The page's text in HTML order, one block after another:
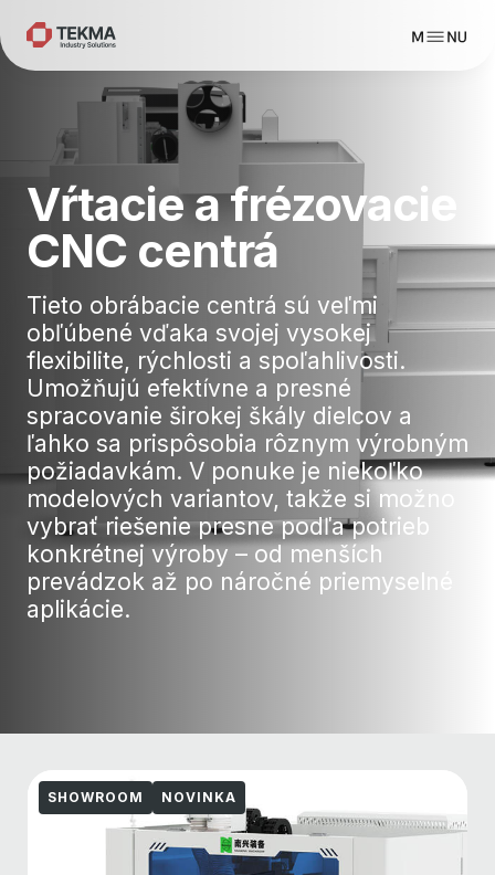
Vŕtacie a frézovacie
CNC centrá
Tieto obrábacie centrá sú veľmi
obľúbené vďaka svojej vysokej
flexibilite, rýchlosti a spoľahlivosti.
Umožňujú efektívne a presné
spracovanie širokej škály dielcov a
ľahko sa prispôsobia rôznym výrobným
požiadavkám. V ponuke je niekoľko
modelových variantov, takže si možno
vybrať riešenie presne podľa potrieb
konkrétnej výroby – od menších
prevádzok až po náročné priemyselné
aplikácie.
SHOWROOM NOVINKA